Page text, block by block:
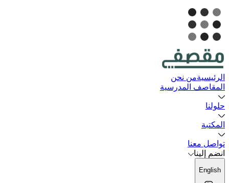
الرئيسيةمن نحن
المقاصف المدرسية
حلولنا
المكتبة
تواصل معنا
انضم إلينا
English